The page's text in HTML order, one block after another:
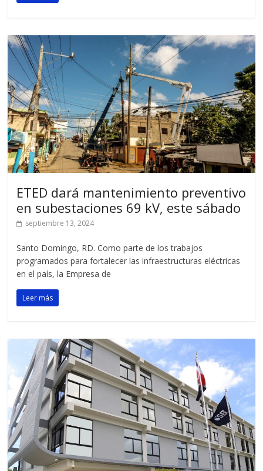
ETED dará mantenimiento preventivo
en subestaciones 69 kV, este sábado
septiembre 13, 2024
Santo Domingo, RD. Como parte de los trabajos
programados para fortalecer las infraestructuras eléctricas
en el país, la Empresa de
Leer más